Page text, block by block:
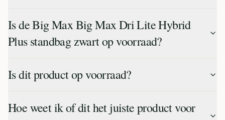
Is de Big Max Big Max Dri Lite Hybrid
Plus standbag zwart op voorraad?
Is dit product op voorraad?
Hoe weet ik of dit het juiste product voor